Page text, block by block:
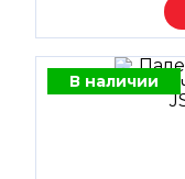
В наличии